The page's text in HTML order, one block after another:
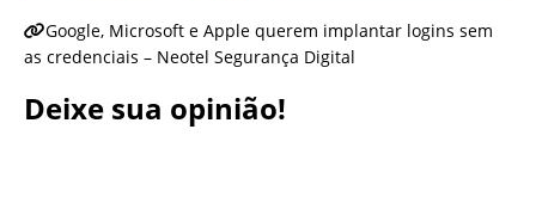
Google, Microsoft e Apple querem implantar logins sem
as credenciais – Neotel Segurança Digital
Deixe sua opinião!